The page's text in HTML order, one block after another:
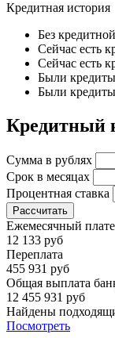
Кредитная история
Без
Сейчас есть
Сейчас есть
Были
Были
Кредитный
Сумма в рублях
Срок в месяцах
Процентная ставка
Рассчитать
Ежемесячный
12 133 руб
Переплата
455 931 руб
Общая выплата
12 455 931 руб
Найдены
Посмотреть